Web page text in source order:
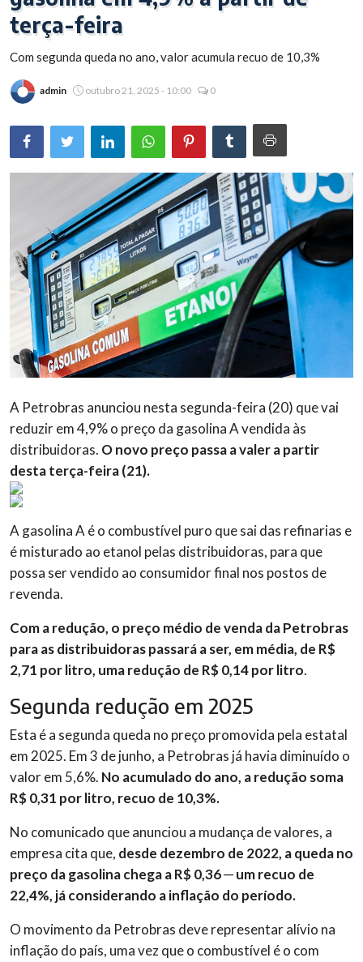
Brasil
terça-feira
Com segunda queda no ano, valor acumula recuo de 10,3%
admin outubro 21, 2025 - 10:00 0
A Petrobras anunciou nesta segunda-feira (20) que vai
reduzir em 4,9% o preço da gasolina A vendida às
distribuidoras. O novo preço passa a valer a partir
desta terça-feira (21).
A gasolina A é o combustível puro que sai das refinarias e
é misturado ao etanol pelas distribuidoras, para que
possa ser vendido ao consumidor final nos postos de
revenda.
Com a redução, o preço médio de venda da Petrobras
para as distribuidoras passará a ser, em média, de R$
2,71 por litro, uma redução de R$ 0,14 por litro.
Segunda redução em 2025
Esta é a segunda queda no preço promovida pela estatal
em 2025. Em 3 de junho, a Petrobras já havia diminuído o
valor em 5,6%. No acumulado do ano, a redução soma
R$ 0,31 por litro, recuo de 10,3%.
No comunicado que anunciou a mudança de valores, a
empresa cita que, desde dezembro de 2022, a queda no
preço da gasolina chega a R$ 0,36 ─ um recuo de
22,4%, já considerando a inflação do período.
O movimento da Petrobras deve representar alívio na
inflação do país, uma vez que o combustível é o com